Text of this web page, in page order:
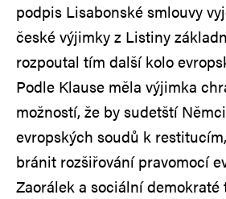
podpis Lisabonské smlouvy
české výjimky z Listiny
rozpoutal tím další kolo
Podle Klause měla výjimka
možností, že by sudetští
evropských soudů k
bránit rozšiřování pravomocí
Zaorálek a sociální